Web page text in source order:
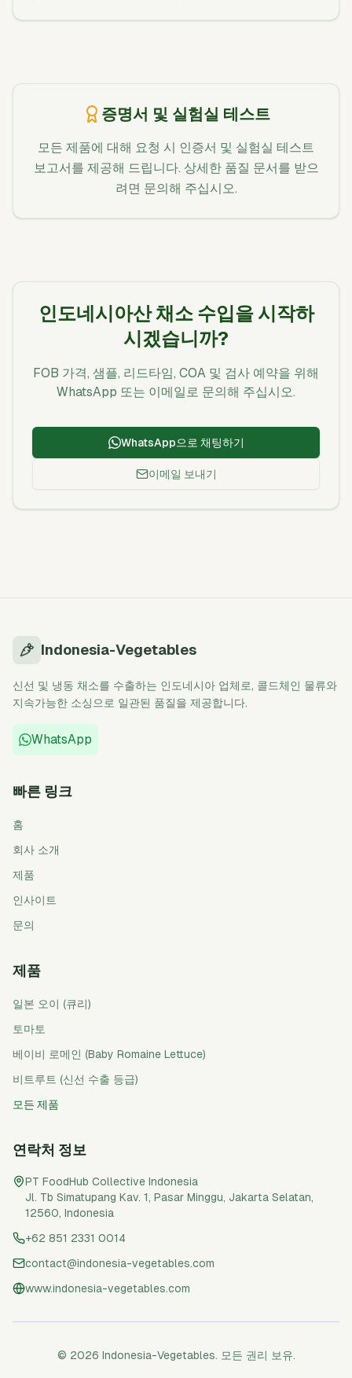
증명서 및 실험실 테스트
모든 제품에 대해 요청 시 인증서 및 실험실 테스트
보고서를 제공해 드립니다. 상세한 품질 문서를 받으
려면 문의해 주십시오.
인도네시아산 채소 수입을 시작하
시겠습니까?
FOB 가격, 샘플, 리드타임, COA 및 검사 예약을 위해
WhatsApp 또는 이메일로 문의해 주십시오.
WhatsApp으로 채팅하기
이메일 보내기
Indonesia-Vegetables
신선 및 냉동 채소를 수출하는 인도네시아 업체로, 콜드체인 물류와
지속가능한 소싱으로 일관된 품질을 제공합니다.
WhatsApp
빠른 링크
홈
회사 소개
제품
인사이트
문의
제품
일본 오이 (큐리)
토마토
베이비 로메인 (Baby Romaine Lettuce)
비트루트 (신선 수출 등급)
모든 제품
연락처 정보
PT FoodHub Collective Indonesia
Jl. Tb Simatupang Kav. 1, Pasar Minggu, Jakarta Selatan,
12560, Indonesia
+62 851 2331 0014
contact@indonesia-vegetables.com
www.indonesia-vegetables.com
© 2026 Indonesia-Vegetables. 모든 권리 보유.